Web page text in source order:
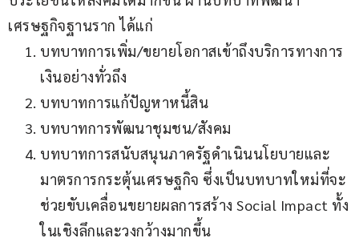
เศรษฐกิจฐานราก ได้แก่
บทบาทการเพิ่ม/ขยายโอกาสเข้าถึงบริการทางการ
เงินอย่างทั่วถึง
บทบาทการแก้ปัญหาหนี้สิน
บทบาทการพัฒนาชุมชน/สังคม
บทบาทการสนับสนุนภาครัฐดำเนินนโยบายและ
มาตรการกระตุ้นเศรษฐกิจ ซึ่งเป็นบทบาทใหม่ที่จะ
ช่วยขับเคลื่อนขยายผลการสร้าง Social Impact ทั้ง
ในเชิงลึกและวงกว้างมากขึ้น